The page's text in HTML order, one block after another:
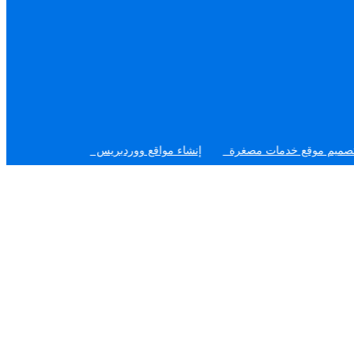
خدمات مصغرة إنشاء مواقع ووردبريس تصميم مواقع تعريفية